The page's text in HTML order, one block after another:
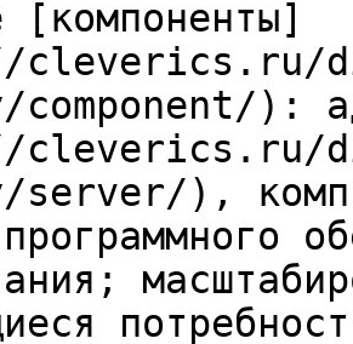
[компоненты]
cleverics.ru/
):
cleverics.ru/
server/),